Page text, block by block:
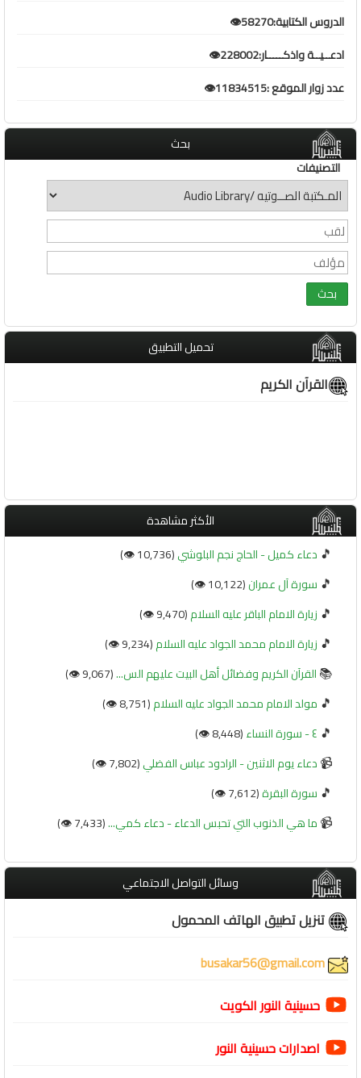
الدروس الكتابية:58270👁️
ادعــيــة واذكـــــار:228002👁️
عدد زوار الموقع :11834515👁️
بحث
التصنيفات
تحميل التطبيق
القرآن الكريم
الأكثر مشاهدة
🎵 دعاء كميل - الحاج نجم البلوشي(10,736 👁️)
🎵 سورة آل عمران(10,122 👁️)
🎵 زيارة الامام الباقر عليه السلام(9,470 👁️)
🎵 زيارة الامام محمد الجواد عليه السلام(9,234 👁️)
📚القرآن الكريم وفضائل أهل البيت عليهم الس...(9,067 👁️)
🎵 مولد الامام محمد الجواد عليه السلام(8,751 👁️)
🎵 ٤ - سورة النساء (8,448 👁️)
📹دعاء يوم الاثنين - الرادود عباس الفضلي(7,802 👁️)
🎵 سورة البقرة(7,612 👁️)
📹ما هي الذنوب التي تحبس الدعاء - دعاء كمي...(7,433 👁️)
وسائل التواصل الاجتماعي
تنزيل تطبيق الهاتف المحمول
حسينية النور الكويت
اصدارات حسينية النور